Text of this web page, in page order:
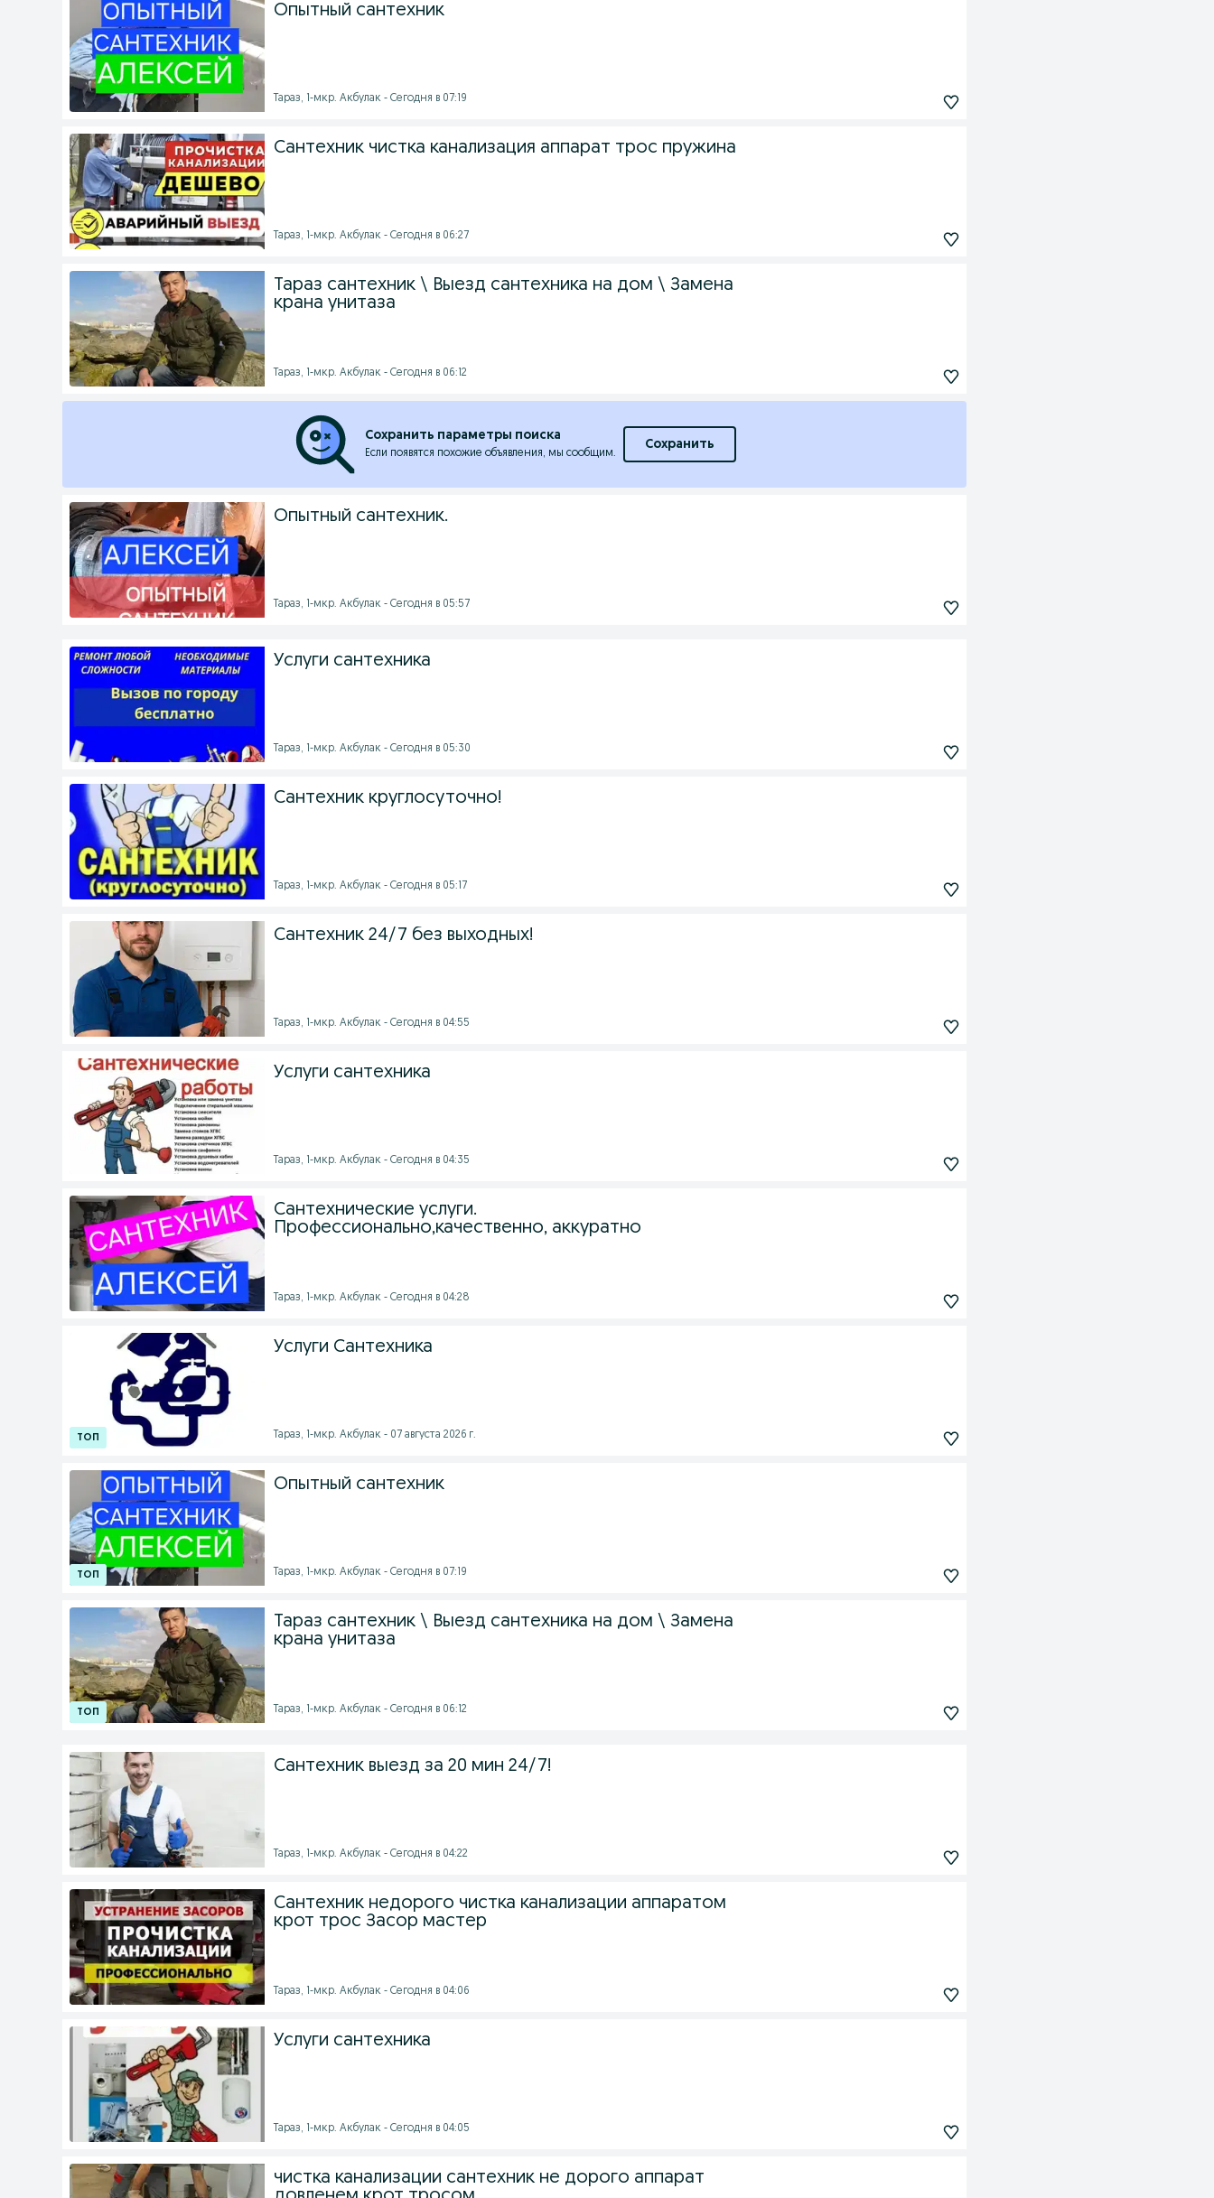
Опытный сантехник
Тараз, 1-мкр. Акбулак - Сегодня в 07:19
Сантехник чистка канализация аппарат трос пружина
Тараз, 1-мкр. Акбулак - Сегодня в 06:27
Тараз сантехник \ Выезд сантехника на дом \ Замена
крана унитаза
Тараз, 1-мкр. Акбулак - Сегодня в 06:12
Сохранить параметры поиска
Если появятся похожие объявления, мы сообщим.
Сохранить
Опытный сантехник.
Тараз, 1-мкр. Акбулак - Сегодня в 05:57
Услуги сантехника
Тараз, 1-мкр. Акбулак - Сегодня в 05:30
Сантехник круглосуточно!
Тараз, 1-мкр. Акбулак - Сегодня в 05:17
Сантехник 24/7 без выходных!
Тараз, 1-мкр. Акбулак - Сегодня в 04:55
Услуги сантехника
Тараз, 1-мкр. Акбулак - Сегодня в 04:35
Сантехнические услуги.
Профессионально,качественно, аккуратно
Тараз, 1-мкр. Акбулак - Сегодня в 04:28
Услуги Сантехника
Тараз, 1-мкр. Акбулак - 07 августа 2026 г.
Опытный сантехник
Тараз, 1-мкр. Акбулак - Сегодня в 07:19
Тараз сантехник \ Выезд сантехника на дом \ Замена
крана унитаза
Тараз, 1-мкр. Акбулак - Сегодня в 06:12
Сантехник выезд за 20 мин 24/7!
Тараз, 1-мкр. Акбулак - Сегодня в 04:22
Сантехник недорого чистка канализации аппаратом
крот трос Засор мастер
Тараз, 1-мкр. Акбулак - Сегодня в 04:06
Услуги сантехника
Тараз, 1-мкр. Акбулак - Сегодня в 04:05
чистка канализации сантехник не дорого аппарат